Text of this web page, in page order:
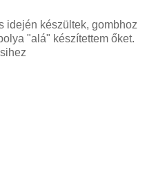
idején készültek, gombhoz
"alá" készítettem őket.